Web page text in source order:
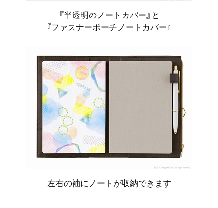
『半透明のノートカバー』と
『ファスナーポーチノートカバー』
左右の袖にノートが収納できます